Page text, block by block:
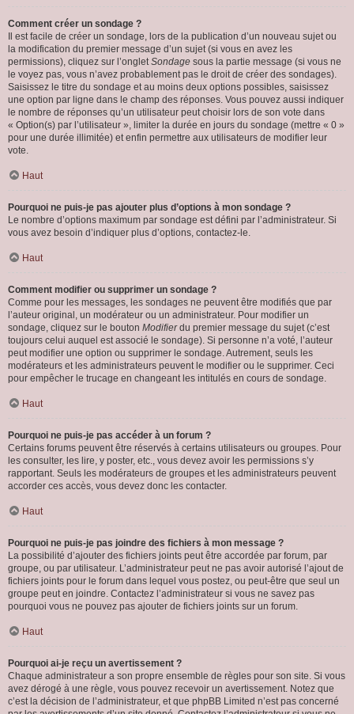
Comment créer un sondage ?
Il est facile de créer un sondage, lors de la publication d’un nouveau sujet ou
la modification du premier message d’un sujet (si vous en avez les
permissions), cliquez sur l’ongletSondage sous la partie message (si vous ne
le voyez pas, vous n’avez probablement pas le droit de créer des sondages).
Saisissez le titre du sondage et au moins deux options possibles, saisissez
une option par ligne dans le champ des réponses. Vous pouvez aussi indiquer
le nombre de réponses qu’un utilisateur peut choisir lors de son vote dans
« Option(s) par l’utilisateur », limiter la durée en jours du sondage (mettre « 0 »
pour une durée illimitée) et enfin permettre aux utilisateurs de modifier leur
vote.
Haut
Pourquoi ne puis-je pas ajouter plus d’options à mon sondage ?
Le nombre d’options maximum par sondage est défini par l’administrateur. Si
vous avez besoin d’indiquer plus d’options, contactez-le.
Haut
Comment modifier ou supprimer un sondage ?
Comme pour les messages, les sondages ne peuvent être modifiés que par
l’auteur original, un modérateur ou un administrateur. Pour modifier un
sondage, cliquez sur le bouton Modifierdu premier message du sujet (c’est
toujours celui auquel est associé le sondage). Si personne n’a voté, l’auteur
peut modifier une option ou supprimer le sondage. Autrement, seuls les
modérateurs et les administrateurs peuvent le modifier ou le supprimer. Ceci
pour empêcher le trucage en changeant les intitulés en cours de sondage.
Haut
Pourquoi ne puis-je pas accéder à un forum ?
Certains forums peuvent être réservés à certains utilisateurs ou groupes. Pour
les consulter, les lire, y poster, etc., vous devez avoir les permissions s’y
rapportant. Seuls les modérateurs de groupes et les administrateurs peuvent
accorder ces accès, vous devez donc les contacter.
Haut
Pourquoi ne puis-je pas joindre des fichiers à mon message ?
La possibilité d’ajouter des fichiers joints peut être accordée par forum, par
groupe, ou par utilisateur. L’administrateur peut ne pas avoir autorisé l’ajout de
fichiers joints pour le forum dans lequel vous postez, ou peut-être que seul un
groupe peut en joindre. Contactez l’administrateur si vous ne savez pas
pourquoi vous ne pouvez pas ajouter de fichiers joints sur un forum.
Haut
Pourquoi ai-je reçu un avertissement ?
Chaque administrateur a son propre ensemble de règles pour son site. Si vous
avez dérogé à une règle, vous pouvez recevoir un avertissement. Notez que
c’est la décision de l’administrateur, et que phpBB Limited n’est pas concerné